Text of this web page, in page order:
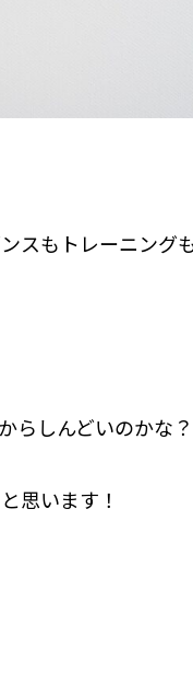
スもトレーニング
しんどいのかな？
思います！